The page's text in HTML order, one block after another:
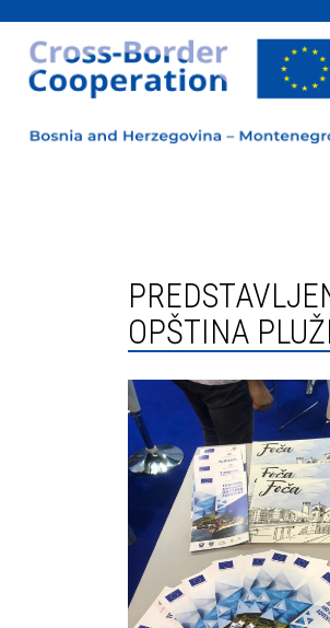
PREDSTAVLJENI UNAPRIJEĐENI TURISTIČKI POTENCIJALI PREKOGRANIČNOG PODRUČJA
OPŠTINA